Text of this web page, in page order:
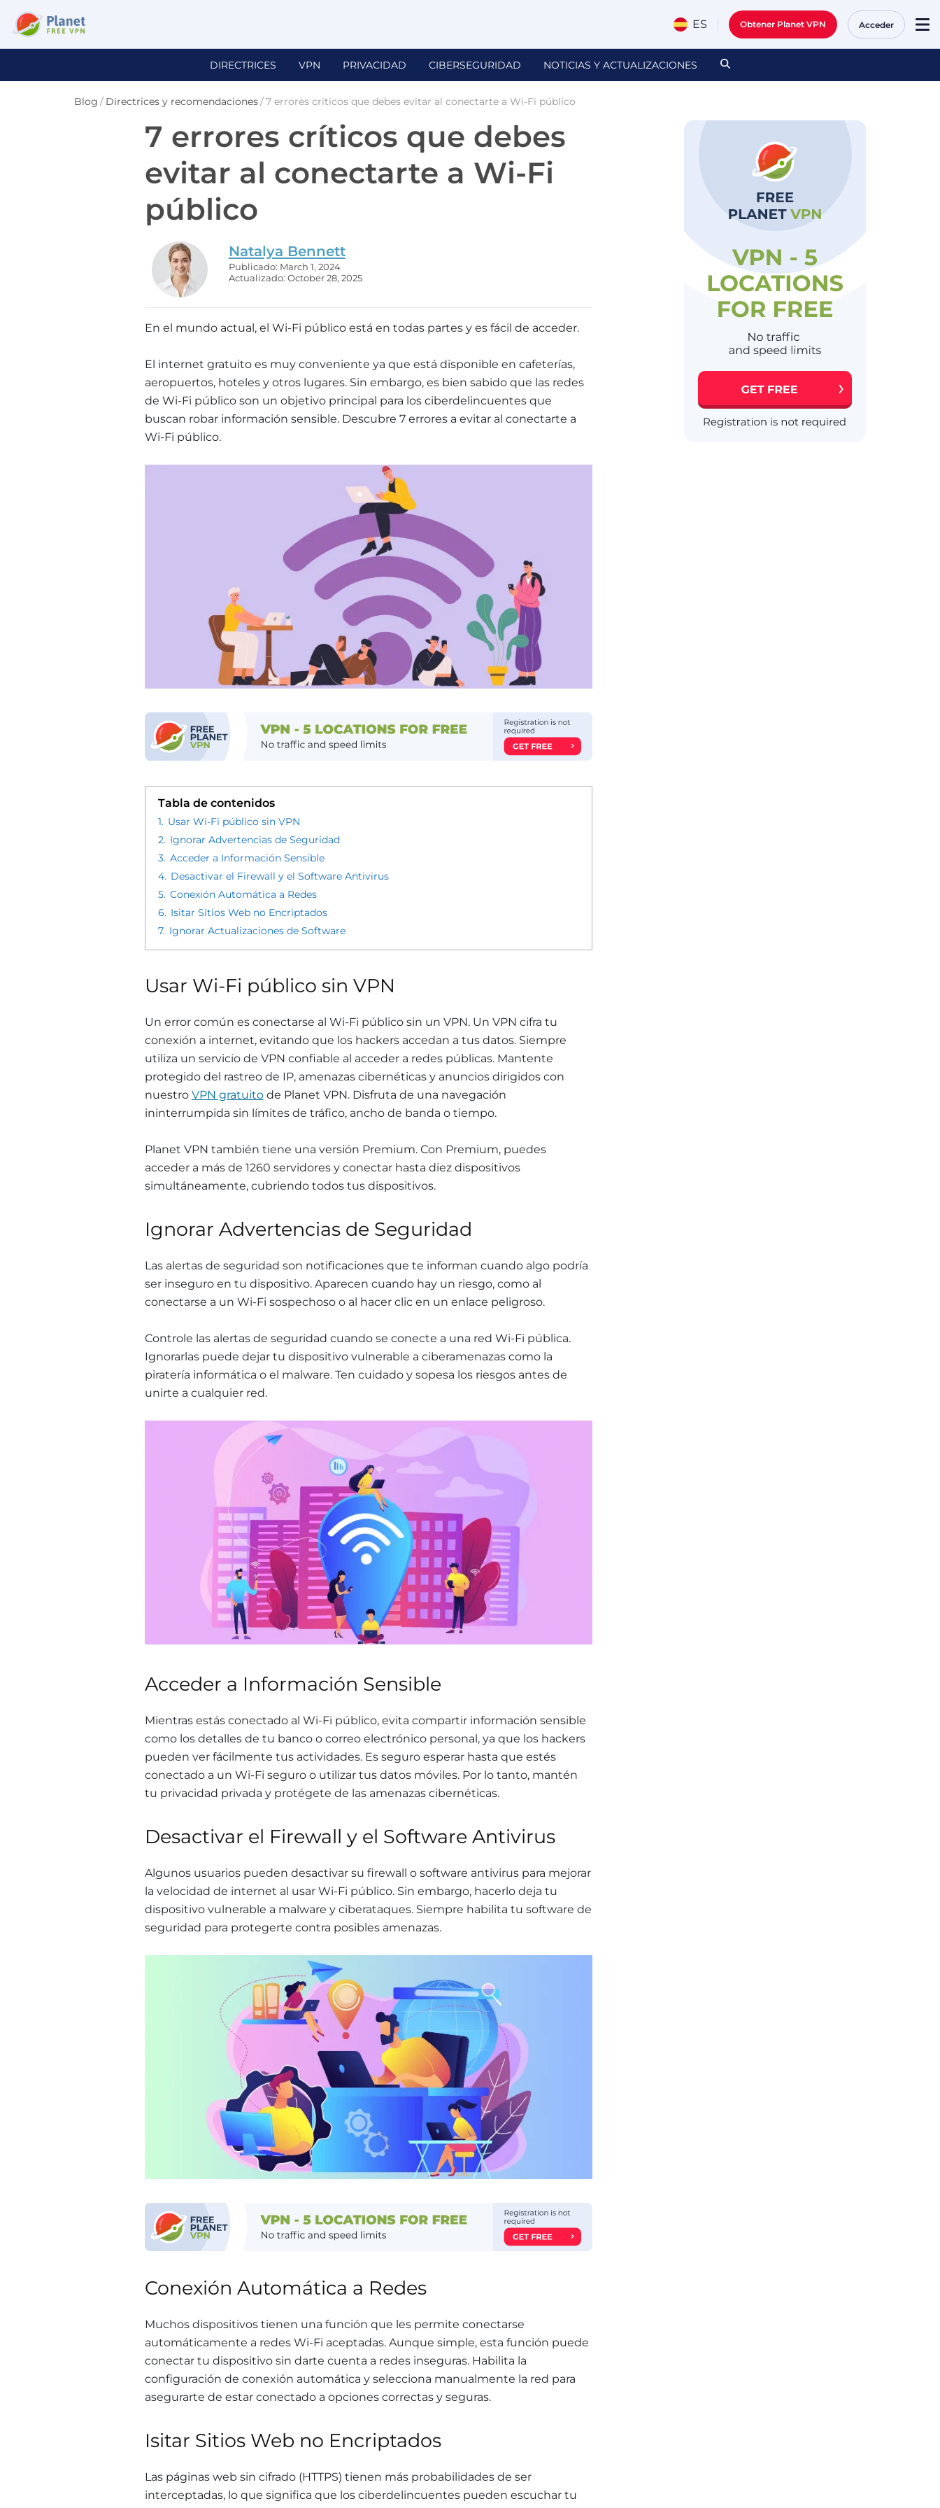
ES Obtener Planet VPN Acceder
DIRECTRICES VPN PRIVACIDAD CIBERSEGURIDAD NOTICIAS Y ACTUALIZACIONES
Blog / Directrices y recomendaciones/7 errores críticos que debes evitar al conectarte a Wi-Fi público
7 errores críticos que debes
evitar al conectarte a Wi-Fi
público
Natalya Bennett
Publicado: March 1, 2024
Actualizado: October 28, 2025
En el mundo actual, el Wi-Fi público está en todas partes y es fácil de acceder.
El internet gratuito es muy conveniente ya que está disponible en cafeterías,
aeropuertos, hoteles y otros lugares. Sin embargo, es bien sabido que las redes
de Wi-Fi público son un objetivo principal para los ciberdelincuentes que
buscan robar información sensible. Descubre 7 errores a evitar al conectarte a
Wi-Fi público.
Tabla de contenidos
1. Usar Wi-Fi público sin VPN
2. Ignorar Advertencias de Seguridad
3. Acceder a Información Sensible
4. Desactivar el Firewall y el Software Antivirus
5. Conexión Automática a Redes
6. Isitar Sitios Web no Encriptados
7. Ignorar Actualizaciones de Software
Usar Wi-Fi público sin VPN
Un error común es conectarse al Wi-Fi público sin un VPN. Un VPN cifra tu
conexión a internet, evitando que los hackers accedan a tus datos. Siempre
utiliza un servicio de VPN confiable al acceder a redes públicas. Mantente
protegido del rastreo de IP, amenazas cibernéticas y anuncios dirigidos con
nuestro VPN gratuito de Planet VPN. Disfruta de una navegación
ininterrumpida sin límites de tráfico, ancho de banda o tiempo.
Planet VPN también tiene una versión Premium. Con Premium, puedes
acceder a más de 1260 servidores y conectar hasta diez dispositivos
simultáneamente, cubriendo todos tus dispositivos.
Ignorar Advertencias de Seguridad
Las alertas de seguridad son notificaciones que te informan cuando algo podría
ser inseguro en tu dispositivo. Aparecen cuando hay un riesgo, como al
conectarse a un Wi-Fi sospechoso o al hacer clic en un enlace peligroso.
Controle las alertas de seguridad cuando se conecte a una red Wi-Fi pública.
Ignorarlas puede dejar tu dispositivo vulnerable a ciberamenazas como la
piratería informática o el malware. Ten cuidado y sopesa los riesgos antes de
unirte a cualquier red.
Acceder a Información Sensible
Mientras estás conectado al Wi-Fi público, evita compartir información sensible
como los detalles de tu banco o correo electrónico personal, ya que los hackers
pueden ver fácilmente tus actividades. Es seguro esperar hasta que estés
conectado a un Wi-Fi seguro o utilizar tus datos móviles. Por lo tanto, mantén
tu privacidad privada y protégete de las amenazas cibernéticas.
Desactivar el Firewall y el Software Antivirus
Algunos usuarios pueden desactivar su firewall o software antivirus para mejorar
la velocidad de internet al usar Wi-Fi público. Sin embargo, hacerlo deja tu
dispositivo vulnerable a malware y ciberataques. Siempre habilita tu software de
seguridad para protegerte contra posibles amenazas.
Conexión Automática a Redes
Muchos dispositivos tienen una función que les permite conectarse
automáticamente a redes Wi-Fi aceptadas. Aunque simple, esta función puede
conectar tu dispositivo sin darte cuenta a redes inseguras. Habilita la
configuración de conexión automática y selecciona manualmente la red para
asegurarte de estar conectado a opciones correctas y seguras.
Isitar Sitios Web no Encriptados
Las páginas web sin cifrado (HTTPS) tienen más probabilidades de ser
interceptadas, lo que significa que los ciberdelincuentes pueden escuchar tu